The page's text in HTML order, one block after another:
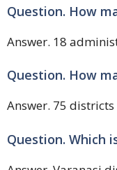
Question. How
Answer. 18
Question. How
Answer. 75 districts
Question. Which